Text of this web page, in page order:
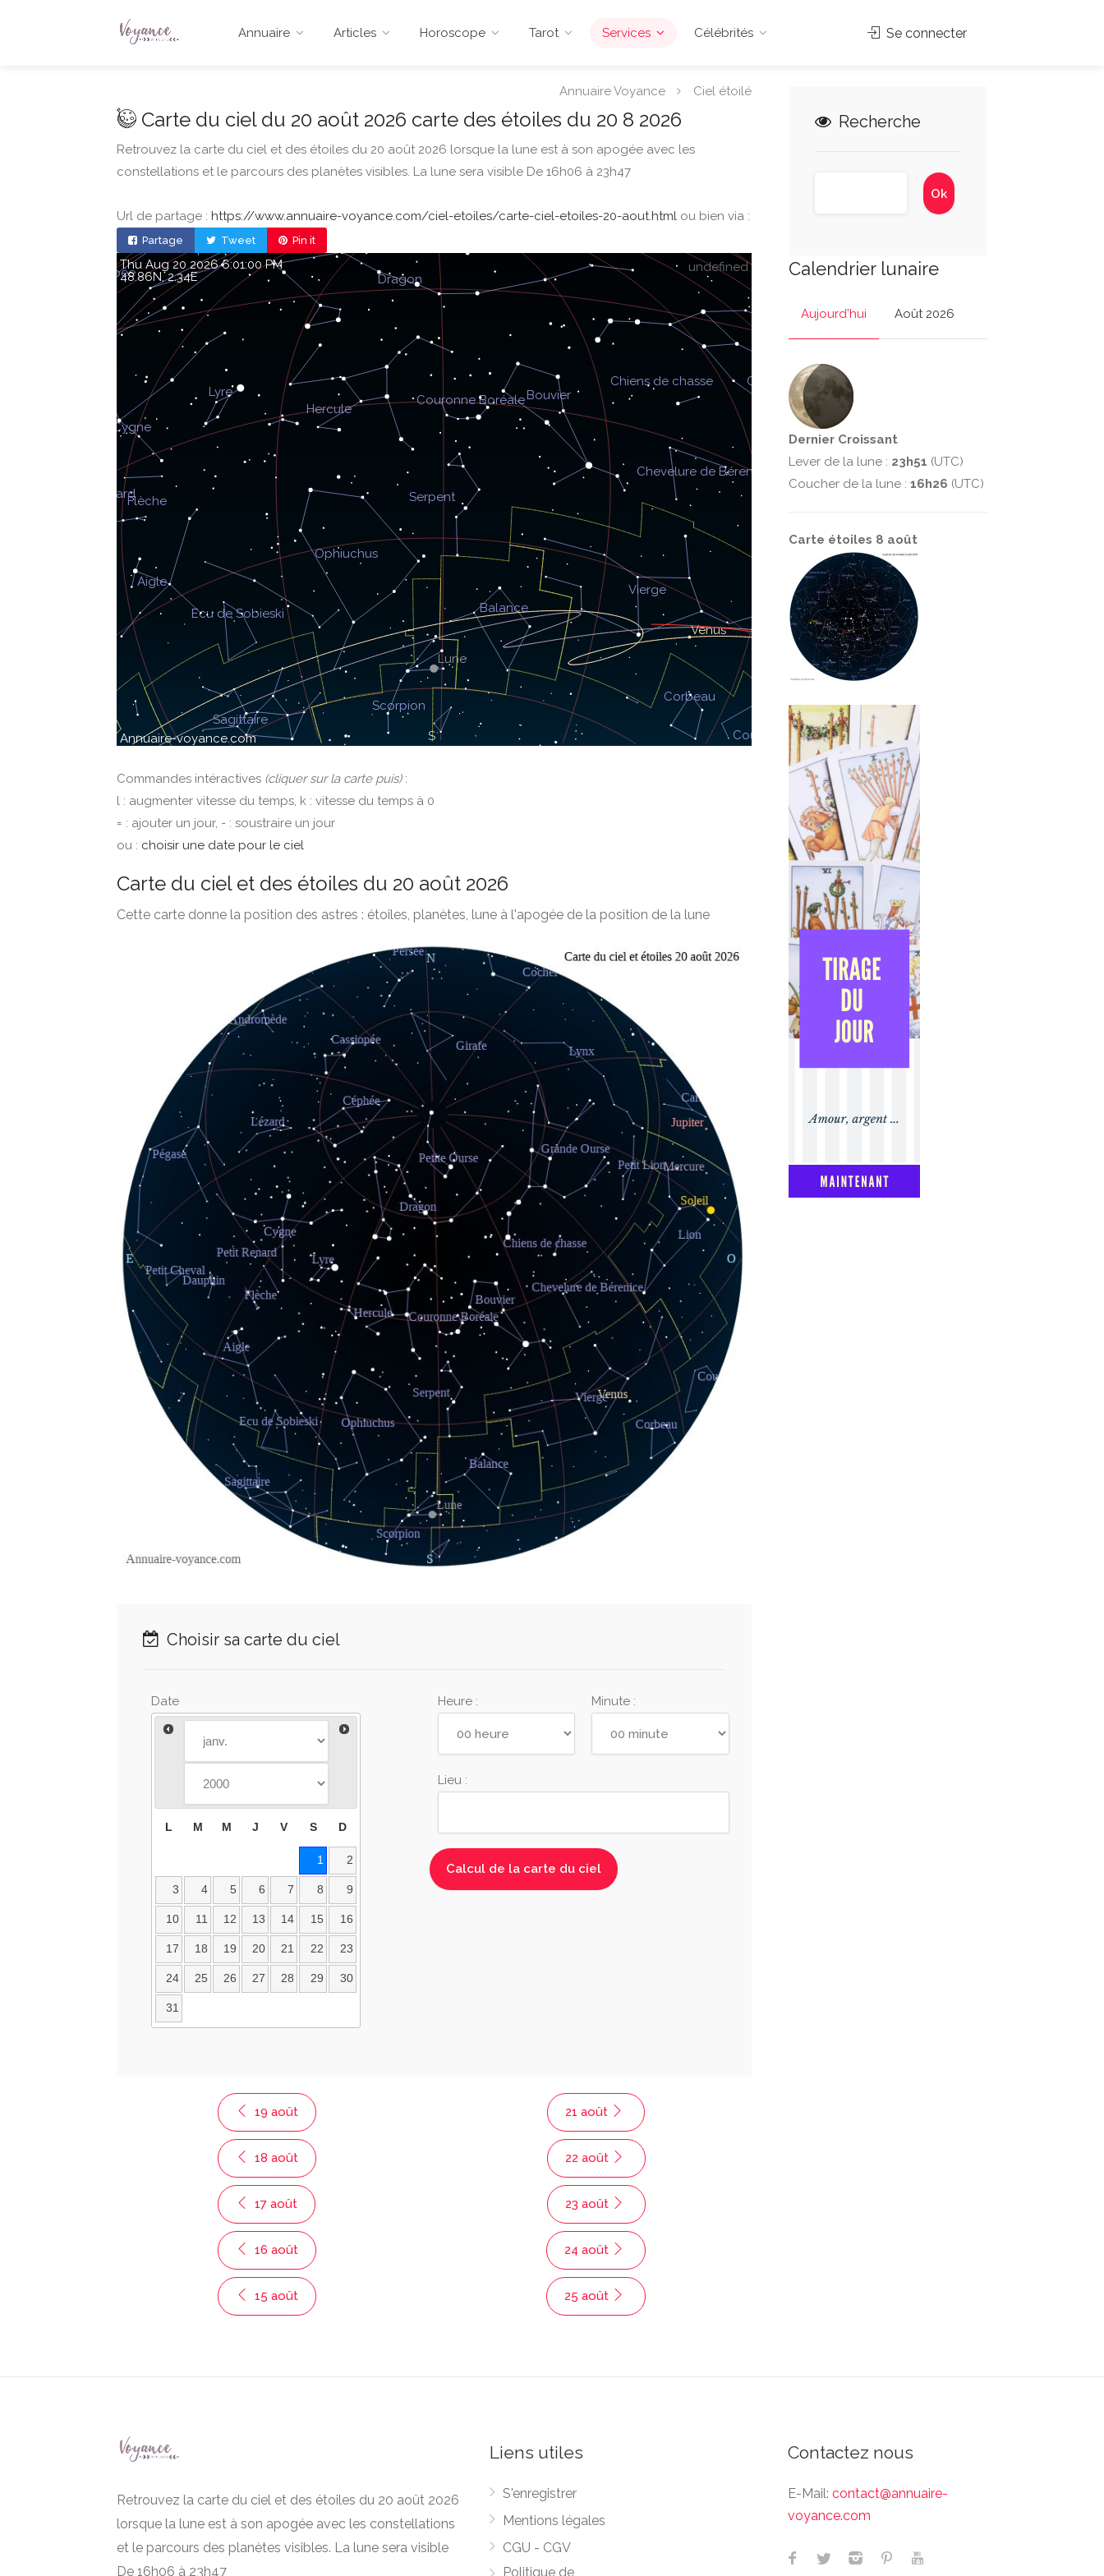
Annuaire Articles Horoscope Tarot Services Célébrités Se connecter
Annuaire Voyance Ciel étoilé
Carte du ciel du 20 août 2026 carte des étoiles du 20 8 2026
Retrouvez la carte du ciel et des étoiles du 20 août 2026 lorsque la lune est à son apogée avec les
constellations et le parcours des planètes visibles. La lune sera visible De 16h06 à 23h47
Url de partage : https://www.annuaire-voyance.com/ciel-etoiles/carte-ciel-etoiles-20-aout.html ou bien via :
Partage Tweet Pin it
undefined
Thu Aug 20 2026 6:01:00 PM
48.86, 2.34
Commandes intéractives (cliquer sur la carte puis):
l : augmenter vitesse du temps, k : vitesse du temps à 0
= : ajouter un jour, - : soustraire un jour
ou : choisir une date pour le ciel
Carte du ciel et des étoiles du 20 août 2026
Cette carte donne la position des astres : étoiles, planètes, lune à l'apogée de la position de la lune
Choisir sa carte du ciel
Date
L M M J V S D
1 2
3 4 5 6 7 8 9
10 11 12 13 14 15 16
17 18 19 20 21 22 23
24 25 26 27 28 29 30
31
Heure : Minute :
Lieu :
19 août
18 août
17 août
16 août
15 août
21 août
22 août
23 août
24 août
25 août
Recherche
Calendrier lunaire
Aujourd'hui Août 2026
Dernier Croissant
Lever de la lune : 23h51 (UTC)
Coucher de la lune : 16h26 (UTC)
Carte étoiles 8 août
Retrouvez la carte du ciel et des étoiles du 20 août 2026
lorsque la lune est à son apogée avec les constellations
et le parcours des planètes visibles. La lune sera visible
De 16h06 à 23h47
Liens utiles
S'enregistrer
Mentions légales
CGU - CGV
Politique de
Contactez nous
E-Mail: contact@annuaire-
voyance.com